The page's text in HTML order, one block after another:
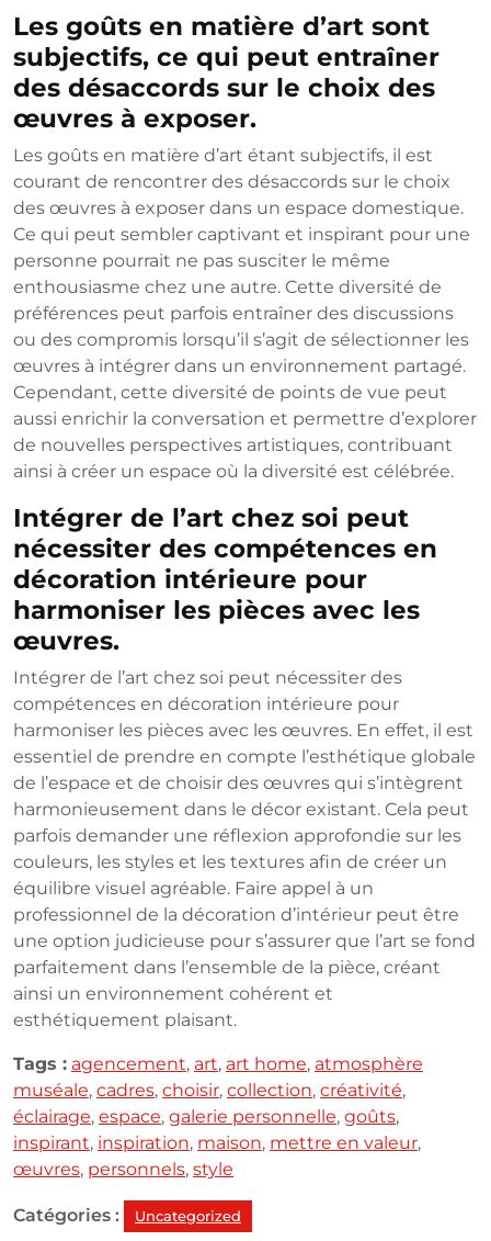
Les goûts en matière d’art sont
subjectifs, ce qui peut entraîner
des désaccords sur le choix des
œuvres à exposer.
Les goûts en matière d’art étant subjectifs, il est
courant de rencontrer des désaccords sur le choix
des œuvres à exposer dans un espace domestique.
Ce qui peut sembler captivant et inspirant pour une
personne pourrait ne pas susciter le même
enthousiasme chez une autre. Cette diversité de
préférences peut parfois entraîner des discussions
ou des compromis lorsqu’il s’agit de sélectionner les
œuvres à intégrer dans un environnement partagé.
Cependant, cette diversité de points de vue peut
aussi enrichir la conversation et permettre d’explorer
de nouvelles perspectives artistiques, contribuant
ainsi à créer un espace où la diversité est célébrée.
Intégrer de l’art chez soi peut
nécessiter des compétences en
décoration intérieure pour
harmoniser les pièces avec les
œuvres.
Intégrer de l’art chez soi peut nécessiter des
compétences en décoration intérieure pour
harmoniser les pièces avec les œuvres. En effet, il est
essentiel de prendre en compte l’esthétique globale
de l’espace et de choisir des œuvres qui s’intègrent
harmonieusement dans le décor existant. Cela peut
parfois demander une réflexion approfondie sur les
couleurs, les styles et les textures afin de créer un
équilibre visuel agréable. Faire appel à un
professionnel de la décoration d’intérieur peut être
une option judicieuse pour s’assurer que l’art se fond
parfaitement dans l’ensemble de la pièce, créant
ainsi un environnement cohérent et
esthétiquement plaisant.
Tags : agencement, art, art home, atmosphère
muséale, cadres, choisir, collection, créativité,
éclairage, espace, galerie personnelle, goûts,
inspirant, inspiration, maison, mettre en valeur,
œuvres, personnels, style
Catégories : Uncategorized